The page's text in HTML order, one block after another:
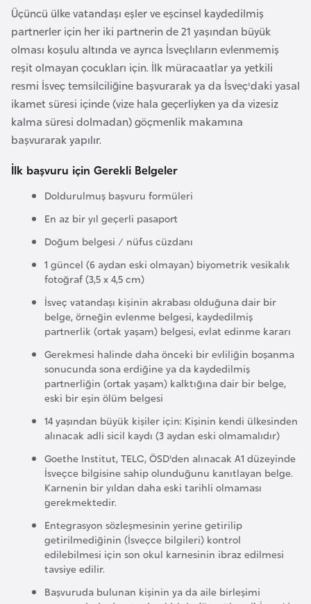
Üçüncü ülke vatandaşı eşler ve eşcinsel kaydedilmiş
partnerler için her iki partnerin de 21 yaşından büyük
olması koşulu altında ve ayrıca İsveçlıların evlenmemiş
reşit olmayan çocukları için. İlk müracaatlar ya yetkili
resmi İsveç temsilciliğine başvurarak ya da İsveç'daki yasal
ikamet süresi içinde (vize hala geçerliyken ya da vizesiz
kalma süresi dolmadan) göçmenlik makamına
başvurarak yapılır.
İlk başvuru için Gerekli Belgeler
Doldurulmuş başvuru formüleri
En az bir yıl geçerli pasaport
Doğum belgesi / nüfus cüzdanı
1 güncel (6 aydan eski olmayan) biyometrik vesikalık
fotoğraf (3,5 x 4,5 cm)
İsveç vatandaşı kişinin akrabası olduğuna dair bir
belge, örneğin evlenme belgesi, kaydedilmiş
partnerlik (ortak yaşam) belgesi, evlat edinme kararı
Gerekmesi halinde daha önceki bir evliliğin boşanma
sonucunda sona erdiğine ya da kaydedilmiş
partnerliğin (ortak yaşam) kalktığına dair bir belge,
eski bir eşin ölüm belgesi
14 yaşından büyük kişiler için: Kişinin kendi ülkesinden
alınacak adli sicil kaydı (3 aydan eski olmamalıdır)
Goethe Institut, TELC, ÖSD'den alınacak A1 düzeyinde
İsveçce bilgisine sahip olunduğunu kanıtlayan belge.
Karnenin bir yıldan daha eski tarihli olmaması
gerekmektedir.
Entegrasyon sözleşmesinin yerine getirilip
getirilmediğinin (İsveçce bilgileri) kontrol
edilebilmesi için son okul karnesinin ibraz edilmesi
tavsiye edilir.
Başvuruda bulunan kişinin ya da aile birleşimi
B
u
l
g
a
r
i